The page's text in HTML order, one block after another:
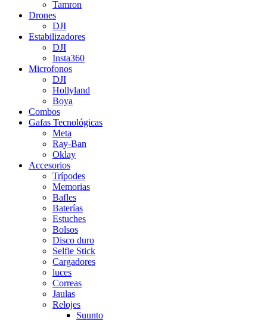
Tamron
Drones
DJI
Estabilizadores
DJI
Insta360
Microfonos
DJI
Hollyland
Boya
Combos
Gafas Tecnológicas
Meta
Ray-Ban
Oklay
Accesorios
Trípodes
Memorias
Bafles
Baterías
Estuches
Bolsos
Disco duro
Selfie Stick
Cargadores
luces
Correas
Jaulas
Relojes
Suunto